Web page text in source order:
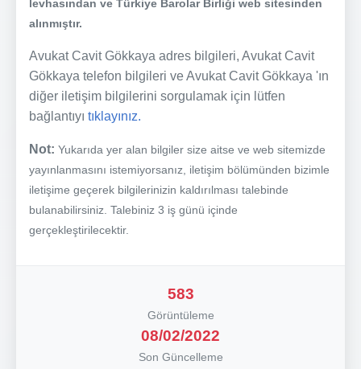
levhasından ve Türkiye Barolar Birliği web sitesinden
alınmıştır.
Avukat Cavit Gökkaya adres bilgileri, Avukat Cavit
Gökkaya telefon bilgileri ve Avukat Cavit Gökkaya 'ın
diğer iletişim bilgilerini sorgulamak için lütfen
bağlantıyı tıklayınız.
Not: Yukarıda yer alan bilgiler size aitse ve web sitemizde
yayınlanmasını istemiyorsanız, iletişim bölümünden bizimle
iletişime geçerek bilgilerinizin kaldırılması talebinde
bulanabilirsiniz. Talebiniz 3 iş günü içinde
gerçekleştirilecektir.
583
Görüntüleme
08/02/2022
Son Güncelleme